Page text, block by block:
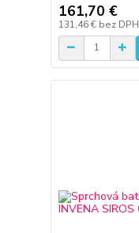
161,70 €
131,46 € bez DPH